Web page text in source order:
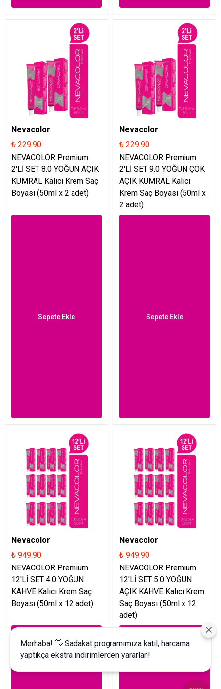
Nevacolor
₺ 229.90
NEVACOLOR Premium
2'Lİ SET 8.0 YOĞUN AÇIK
KUMRAL Kalıcı Krem Saç
Boyası (50ml x 2 adet)
Sepete Ekle
Nevacolor
₺ 229.90
NEVACOLOR Premium
2'Lİ SET 9.0 YOĞUN ÇOK
AÇIK KUMRAL Kalıcı
Krem Saç Boyası (50ml x
2 adet)
Sepete Ekle
Nevacolor
₺ 949.90
NEVACOLOR Premium
12'Lİ SET 4.0 YOĞUN
KAHVE Kalıcı Krem Saç
Boyası (50ml x 12 adet)
Nevacolor
₺ 949.90
NEVACOLOR Premium
12'Lİ SET 5.0 YOĞUN
AÇIK KAHVE Kalıcı Krem
Saç Boyası (50ml x 12
adet)
Merhaba! 👋 Sadakat programımıza katıl, harcama
yaptıkça ekstra indirimlerden yararlan!